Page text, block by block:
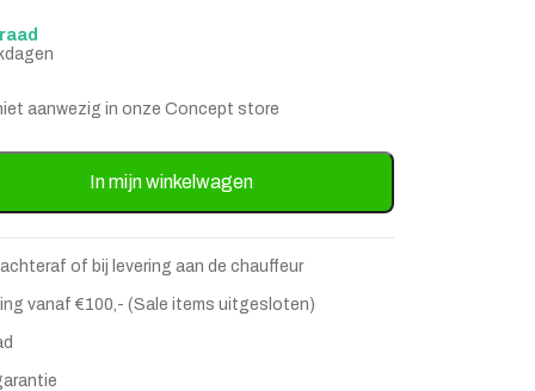
aanwezig in onze Concept store
Brendola Bone inlay 60 x 60 cm aantal
In mijn winkelwagen
of bij levering aan de chauffeur
vanaf €100,- (Sale items uitgesloten)